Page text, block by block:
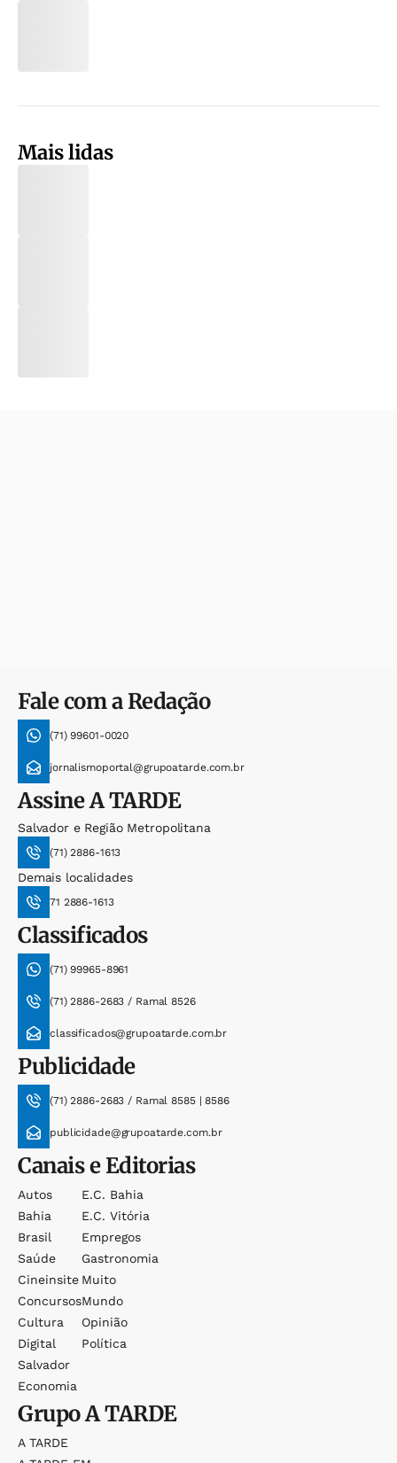
Mais lidas
Fale com a Redação
(71) 99601-0020
jornalismoportal@grupoatarde.com.br
AssineA TARDE
Salvador e Região Metropolitana
(71) 2886-1613
Demais localidades
71 2886-1613
Classificados
(71) 99965-8961
(71) 2886-2683 / Ramal 8526
classificados@grupoatarde.com.br
Publicidade
(71) 2886-2683 / Ramal 8585 | 8586
publicidade@grupoatarde.com.br
Canais e Editorias
Autos
Bahia
Brasil
Saúde
Cineinsite
Concursos
Cultura
Digital
Salvador
Economia
E.c. Bahia
E.c. Vitória
Empregos
Gastronomia
Muito
Mundo
Opinião
Política
GrupoA TARDE
A TARDE